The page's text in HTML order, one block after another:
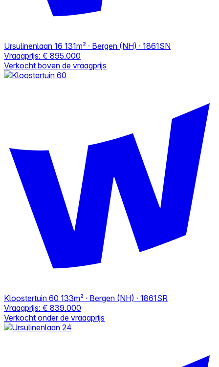
Ursulinenlaan 16 131m² · Bergen (NH) · 1861SN
Vraagprijs: € 895.000
Verkocht boven de vraagprijs
Kloostertuin 60 133m² · Bergen (NH) · 1861SR
Vraagprijs: € 839.000
Verkocht onder de vraagprijs